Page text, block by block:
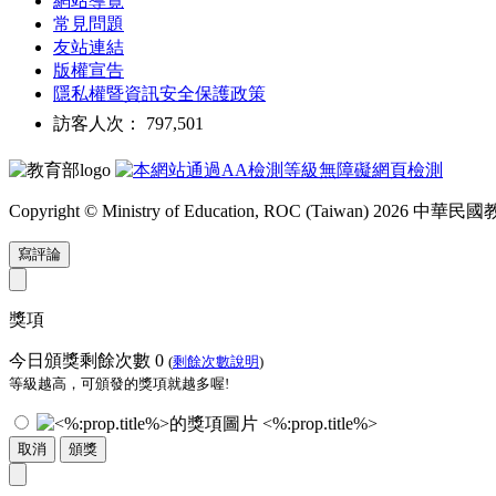
常見問題
友站連結
版權宣告
隱私權暨資訊安全保護政策
訪客人次： 797,501
Copyright © Ministry of Education, ROC (Taiwan) 2026 中華民國
寫評論
獎項
今日頒獎剩餘次數 0 (剩餘次數說明)
等級越高，可頒發的獎項就越多喔!
<%:prop.title%>
取消 頒獎